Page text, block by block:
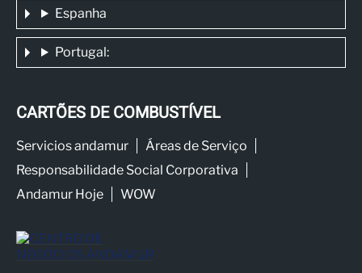
Espanha
Portugal:
CARTÕES DE COMBUSTÍVEL
Servicios andamur
Áreas de Serviço
Responsabilidade Social Corporativa
Andamur Hoje
WOW